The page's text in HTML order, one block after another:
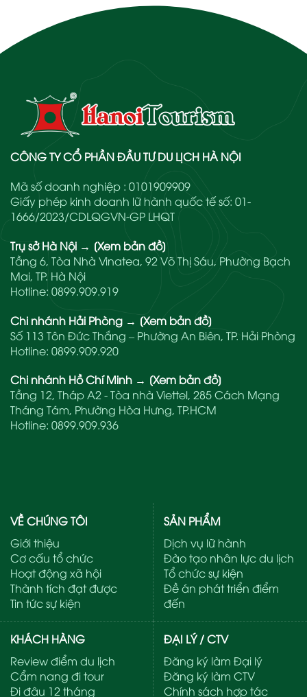
CÔNG TY CỔ PHẦN ĐẦU TƯ DU LỊCH HÀ NỘI
Mã số doanh nghiệp : 0101909909
Giấy phép kinh doanh lữ hành quốc tế số: 01-
1666/2023/CDLQGVN-GP LHQT
Trụ sở Hà Nội → [Xem bản đồ]
Tầng 6, Tòa Nhà Vinatea, 92 Võ Thị Sáu, Phường Bạch
Mai, TP. Hà Nội
Hotline: 0899.909.919
Chi nhánh Hải Phòng → [Xem bản đồ]
Số 113 Tôn Đức Thắng – Phường An Biên, TP. Hải Phòng
Hotline: 0899.909.920
Chi nhánh Hồ Chí Minh → [Xem bản đồ]
Tầng 12, Tháp A2 - Tòa nhà Viettel, 285 Cách Mạng
Tháng Tám, Phường Hòa Hưng, TP.HCM
Hotline: 0899.909.936
VỀ CHÚNG TÔI
Giới thiệu
Cơ cấu tổ chức
Hoạt động xã hội
Thành tích đạt được
Tin tức sự kiện
SẢN PHẨM
Dịch vụ lữ hành
Đào tạo nhân lực du lịch
Tổ chức sự kiện
Đề án phát triển điểm
đến
KHÁCH HÀNG
Review điểm du lịch
Cẩm nang đi tour
Đi đâu 12 tháng
ĐẠI LÝ / CTV
Đăng ký làm Đại lý
Đăng ký làm CTV
Chính sách hợp tác